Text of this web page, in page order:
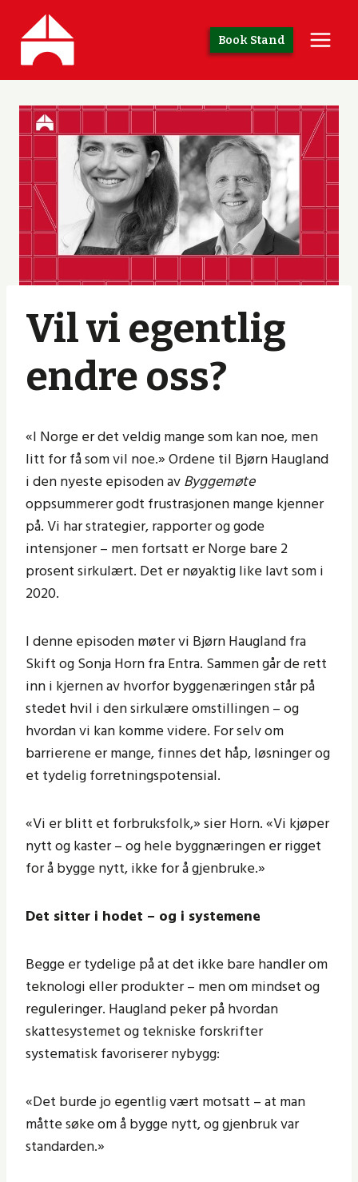
content
Book Stand
Vil vi egentlig
endre oss?
«I Norge er det veldig mange som kan noe, men
litt for få som vil noe.» Ordene til Bjørn Haugland
i den nyeste episoden avByggemøte
oppsummerer godt frustrasjonen mange kjenner
på. Vi har strategier, rapporter og gode
intensjoner – men fortsatt er Norge bare 2
prosent sirkulært. Det er nøyaktig like lavt som i
2020.
I denne episoden møter vi Bjørn Haugland fra
Skift og Sonja Horn fra Entra. Sammen går de rett
inn i kjernen av hvorfor byggenæringen står på
stedet hvil i den sirkulære omstillingen – og
hvordan vi kan komme videre. For selv om
barrierene er mange, finnes det håp, løsninger og
et tydelig forretningspotensial.
«Vi er blitt et forbruksfolk,» sier Horn. «Vi kjøper
nytt og kaster – og hele byggnæringen er rigget
for å bygge nytt, ikke for å gjenbruke.»
Det sitter i hodet – og i systemene
Begge er tydelige på at det ikke bare handler om
teknologi eller produkter – men om mindset og
reguleringer. Haugland peker på hvordan
skattesystemet og tekniske forskrifter
systematisk favoriserer nybygg:
«Det burde jo egentlig vært motsatt – at man
måtte søke om å bygge nytt, og gjenbruk var
standarden.»